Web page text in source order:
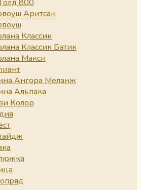
800
Аритсан
Классик
Классик Батик
Макси
Ангора Меланж
Альпака
Колор